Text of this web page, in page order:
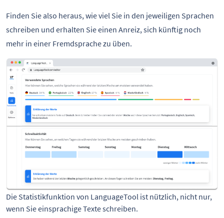
Finden Sie also heraus, wie viel Sie in den jeweiligen Sprachen
schreiben und erhalten Sie einen Anreiz, sich künftig noch
mehr in einer Fremdsprache zu üben.
Die Statistikfunktion von LanguageTool ist nützlich, nicht nur,
wenn Sie einsprachige Texte schreiben.